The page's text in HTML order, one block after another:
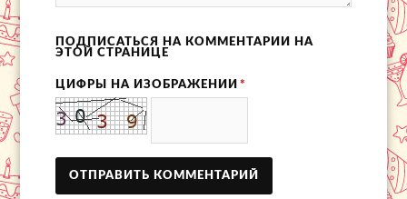
ПОДПИСАТЬСЯ НА КОММЕНТАРИИ НА
ЭТОЙ СТРАНИЦЕ
ЦИФРЫ НА ИЗОБРАЖЕНИИ *